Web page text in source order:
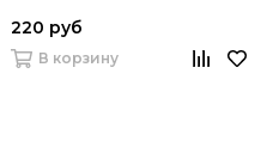
220 руб
В корзину